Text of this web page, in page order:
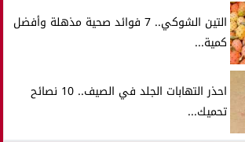
التين الشوكي.. 7 فوائد صحية مذهلة وأفضل
كمية...
احذر التهابات الجلد في الصيف.. 10 نصائح
تحميك...